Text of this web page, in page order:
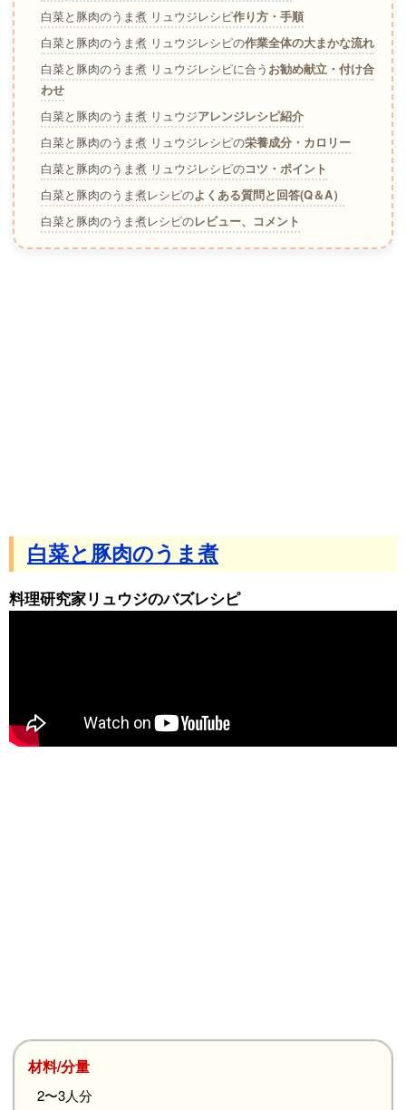
白菜と豚肉のうま煮 リュウジレシピ作り方・手順
白菜と豚肉のうま煮 リュウジレシピの作業全体の大まかな流れ
白菜と豚肉のうま煮 リュウジレシピに合う お勧め献立・付け合
わせ
白菜と豚肉のうま煮 リュウジアレンジレシピ紹介
白菜と豚肉のうま煮 リュウジレシピの栄養成分・カロリー
白菜と豚肉のうま煮 リュウジレシピのコツ・ポイント
白菜と豚肉のうま煮レシピのよくある質問と回答(Q＆A）
白菜と豚肉のうま煮レシピのレビュー、コメント
白菜と豚肉のうま煮
料理研究家リュウジのバズレシピ
材料/分量
2〜3人分